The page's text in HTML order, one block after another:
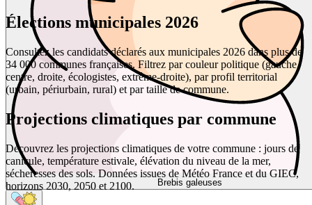
Brebis galeuses
Élections municipales 2026
Consultez les candidats déclarés aux municipales 2026 dans plus de
34 000 communes françaises. Filtrez par couleur politique (gauche,
centre, droite, écologistes, extrême-droite), par profil territorial
(urbain, périurbain, rural) et par taille de commune.
Projections climatiques par commune
Découvrez les projections climatiques de votre commune : jours de
canicule, température estivale, élévation du niveau de la mer,
sécheresses des sols. Données issues de Météo France et du GIEC,
horizons 2030, 2050 et 2100.